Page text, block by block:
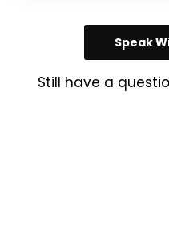
Speak
Still have a